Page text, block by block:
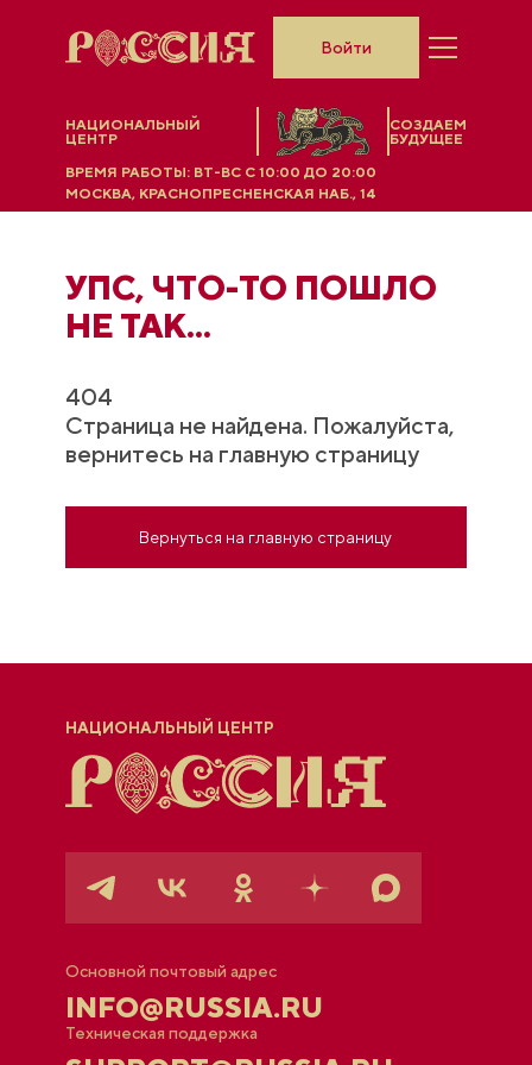
НАЦИОНАЛЬНЫЙ
ЦЕНТР
СОЗДАЕМ
БУДУЩЕЕ
ВРЕМЯ РАБОТЫ: ВТ-ВС C 10:00 ДО 20:00
МОСКВА, КРАСНОПРЕСНЕНСКАЯ НАБ., 14
Войти
УПС, ЧТO-ТО ПОШЛО
НЕ ТАК...
404
Страница не найдена. Пожалуйста,
вернитесь на главную страницу
Вернуться на главную страницу
НАЦИОНАЛЬНЫЙ ЦЕНТР
Основной почтовый адрес
INFO@RUSSIA.RU
Техническая поддержка